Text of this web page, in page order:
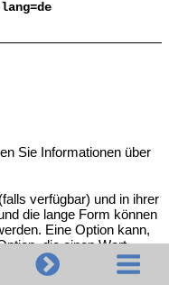
Sie Informationen über
verfügbar) und in ihrer
die lange Form können
Eine Option kann,
die einen Wert
--option=wert
. Werte
definiert